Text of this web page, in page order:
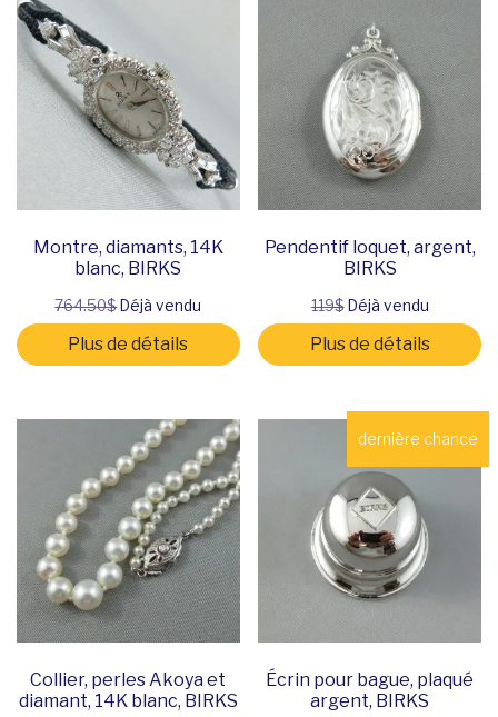
Montre, diamants, 14K
blanc, BIRKS
764.50$Déjà vendu
Plus de détails
Pendentif loquet, argent,
BIRKS
119$Déjà vendu
Plus de détails
Collier, perles Akoya et
diamant, 14K blanc, BIRKS
dernière chance
Écrin pour bague, plaqué
argent, BIRKS